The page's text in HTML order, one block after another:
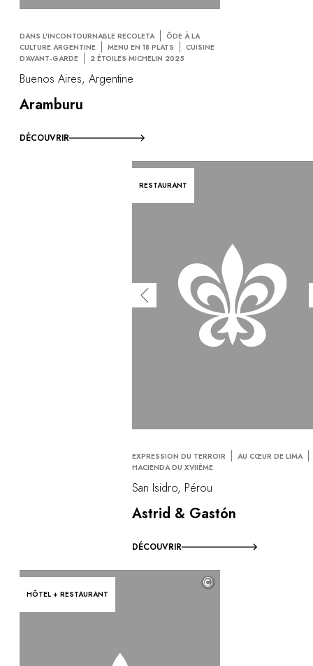
DANS L'INCONTOURNABLE RECOLETA
ÔDE À LA
CULTURE ARGENTINE
MENU EN 18 PLATS
CUISINE
D'AVANT-GARDE
2 ÉTOILES MICHELIN 2025
Buenos Aires, Argentine
Aramburu
DÉCOUVRIR
RESTAURANT
EXPRESSION DU TERROIR
AU CŒUR DE LIMA
HACIENDA DU XVIIÈME
San Isidro, Pérou
Astrid & Gastón
DÉCOUVRIR
HÔTEL + RESTAURANT
©